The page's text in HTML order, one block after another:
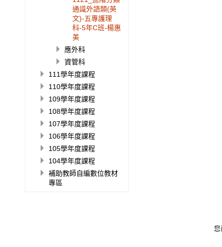
通識外語類(英
文)-五專護理
科-5年C班-楊惠
美
應外科
資管科
111學年度課程
110學年度課程
109學年度課程
108學年度課程
107學年度課程
106學年度課程
105學年度課程
104學年度課程
補助教師自編數位教材
專區
您